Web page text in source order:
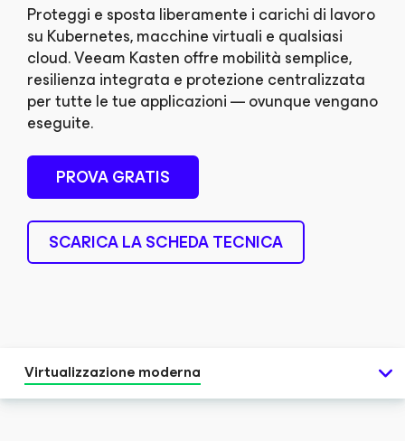
Proteggi e sposta liberamente i carichi di lavoro
su Kubernetes, macchine virtuali e qualsiasi
cloud. Veeam Kasten offre mobilità semplice,
resilienza integrata e protezione centralizzata
per tutte le tue applicazioni — ovunque vengano
eseguite.
PROVA GRATIS
SCARICA LA SCHEDA TECNICA
Virtualizzazione moderna